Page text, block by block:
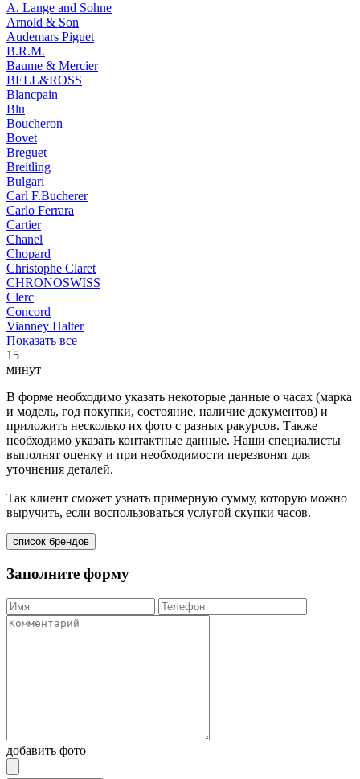
A. Lange and Sohne
Arnold & Son
Audemars Piguet
B.R.M.
Baume & Mercier
BELL&ROSS
Blancpain
Blu
Boucheron
Bovet
Breguet
Breitling
Bulgari
Carl F.Bucherer
Carlo Ferrara
Cartier
Chanel
Chopard
Christophe Claret
CHRONOSWISS
Clerc
Concord
Vianney Halter
Показать все
15
минут
В форме необходимо указать некоторые данные о часах (марка
и модель, год покупки, состояние, наличие документов) и
приложить несколько их фото с разных ракурсов. Также
необходимо указать контактные данные. Наши специалисты
выполнят оценку и при необходимости перезвонят для
уточнения деталей.
Так клиент сможет узнать примерную сумму, которую можно
выручить, если воспользоваться услугой скупки часов.
список брендов
Заполните форму
добавить фото